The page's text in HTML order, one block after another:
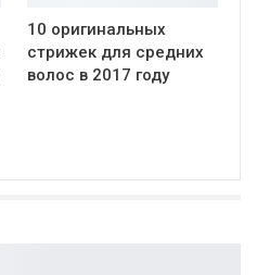
10 оригинальных
стрижек для средних
волос в 2017 году